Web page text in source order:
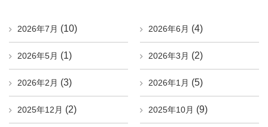
2026年7月 (10) 2026年6月 (4)
2026年5月 (1) 2026年3月 (2)
2026年2月 (3) 2026年1月 (5)
2025年12月 (2) 2025年10月 (9)